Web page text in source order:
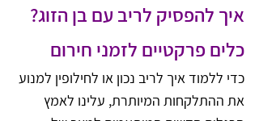
איך להפסיק לריב עם בן הזוג?
כלים פרקטיים לזמני חירום
כדי ללמוד איך לריב נכון או לחילופין למנוע
את ההתלקחות המיותרת, עלינו לאמץ